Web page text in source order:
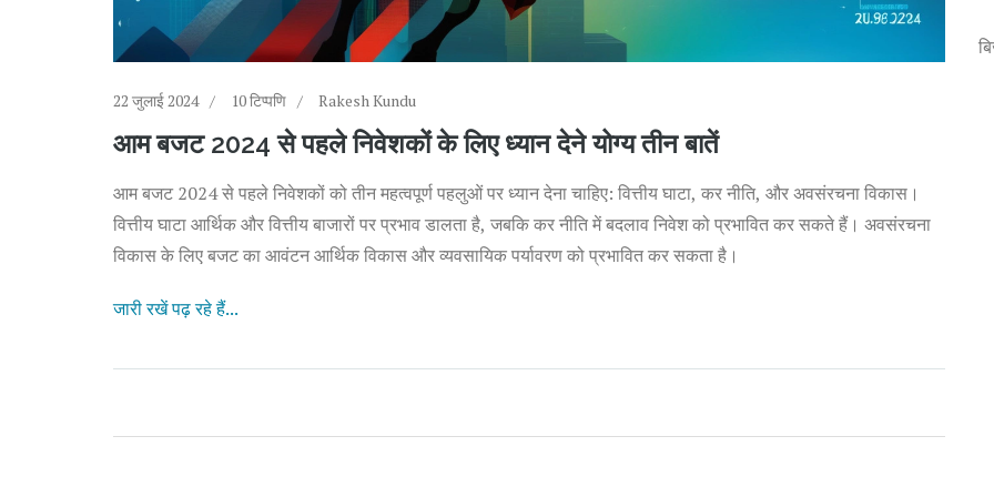
22 जुलाई 2024 10 टिप्पणि Rakesh Kundu
आम बजट 2024 से पहले निवेशकों के लिए ध्यान देने योग्य तीन बातें
आम बजट 2024 से पहले निवेशकों को तीन महत्वपूर्ण पहलुओं पर ध्यान देना चाहिए: वित्तीय घाटा, कर नीति, और अवसंरचना विकास।
वित्तीय घाटा आर्थिक और वित्तीय बाजारों पर प्रभाव डालता है, जबकि कर नीति में बदलाव निवेश को प्रभावित कर सकते हैं। अवसंरचना
विकास के लिए बजट का आवंटन आर्थिक विकास और व्यवसायिक पर्यावरण को प्रभावित कर सकता है।
जारी रखें पढ़ रहे हैं...